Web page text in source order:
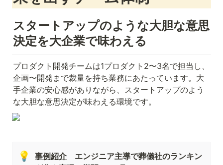
スタートアップのような大胆な意思
決定を大企業で味わえる
プロダクト開発チームは1プロダクト2〜3名で担当し、
企画〜開発まで裁量を持ち業務にあたっています。大
手企業の安心感がありながら、スタートアップのよう
な大胆な意思決定が味わえる環境です。
💡 事例紹介 エンジニア主導で葬儀社のランキン